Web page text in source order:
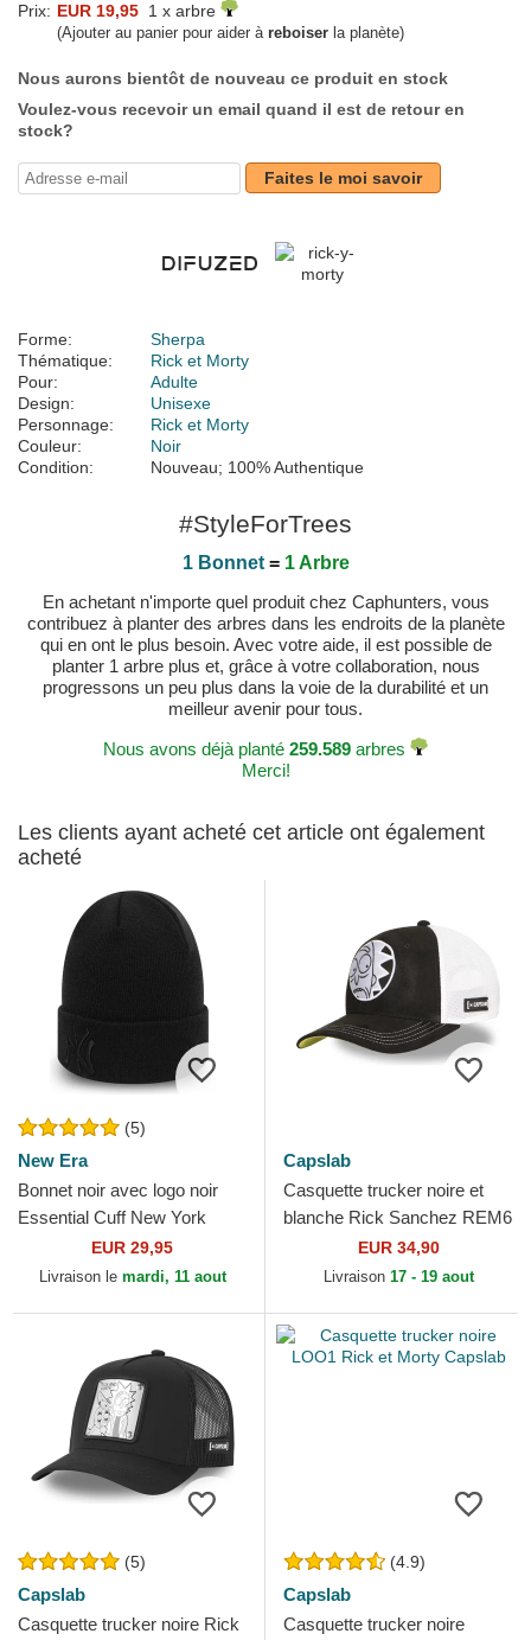
Prix: EUR 19,95 1 x arbre
(Ajouter au panier pour aider à reboiser la planète)
Nous aurons bientôt de nouveau ce produit en stock
Voulez-vous recevoir un email quand il est de retour en
stock?
Faites le moi savoir
Forme:
Sherpa
Thématique:
Rick et Morty
Pour:
Adulte
Design:
Unisexe
Personnage:
Rick et Morty
Couleur:
Noir
Condition:
Nouveau; 100% Authentique
#StyleForTrees
1 Bonnet= 1 Arbre
En achetant n'importe quel produit chez Caphunters, vous
contribuez à planter des arbres dans les endroits de la planète
qui en ont le plus besoin. Avec votre aide, il est possible de
planter 1 arbre plus et, grâce à votre collaboration, nous
progressons un peu plus dans la voie de la durabilité et un
meilleur avenir pour tous.
Nous avons déjà planté 259.589 arbres
Merci!
Les clients ayant acheté cet article ont également
acheté
(5)
New Era
Bonnet noir avec logo noir
Essential Cuff New York
Yankees MLB New Era
EUR 29,95
Livraison le mardi, 11 aout
Capslab
Casquette trucker noire et
blanche Rick Sanchez REM6
GLO Rick et Morty Capslab
EUR 34,90
Livraison 17 - 19 aout
(5)
Capslab
Casquette trucker noire Rick
(4.9)
Capslab
Casquette trucker noire